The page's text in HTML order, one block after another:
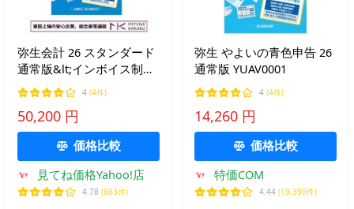
弥生会計 26 スタンダード
通常版&lt;インボイス制
度・電子帳簿保存法対応
&gt;/送料無料(沖縄、離島
除く)
4 (4件)
50,200 円
価格比較
見てね価格Yahoo!店
4.78 (863件)
弥生 やよいの青色申告 26
通常版 YUAV0001
4 (4件)
14,260 円
価格比較
特価COM
4.44 (19,390件)